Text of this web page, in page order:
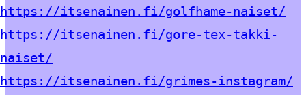
https://itsenainen.fi/golfhame-naiset/
https://itsenainen.fi/gore-tex-takki-
naiset/
https://itsenainen.fi/grimes-instagram/